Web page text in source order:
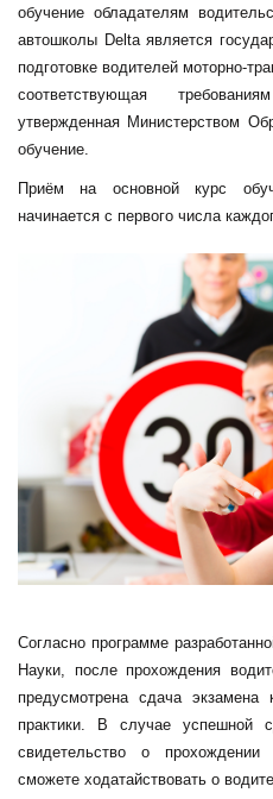
обучение обладателям
автошколы Delta является
подготовке водителей моторно-
соответствующая
утвержденная Министерством
обучение.
Приём на основной курс
начинается с первого числа
Согласно программе
Науки, после прохождения
предусмотрена сдача экзамена
практики. В случае успешной
свидетельство о
сможете ходатайствовать о